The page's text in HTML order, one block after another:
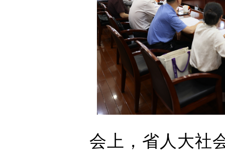
会上，省人大社会